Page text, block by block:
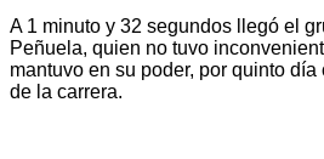
A 1 minuto y 32 segundos llegó el
Peñuela, quien no tuvo
mantuvo en su poder, por quinto
de la carrera.